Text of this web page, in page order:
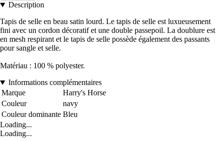
Description
Tapis de selle en beau satin lourd. Le tapis de selle est luxueusement
fini avec un cordon décoratif et une double passepoil. La doublure est
en mesh respirant et le tapis de selle possède également des passants
pour sangle et selle.
Matériau : 100 % polyester.
Informations complémentaires
Marque
Harry's Horse
Couleur
navy
Couleur dominante Bleu
Loading...
Loading...